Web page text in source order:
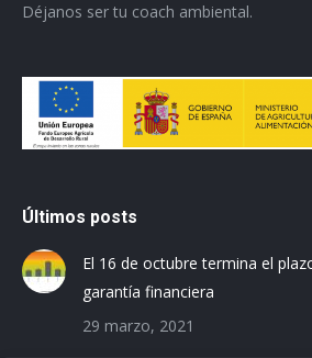
Déjanos ser tu coach ambiental.
Últimos posts
El 16 de octubre termina el
garantía financiera
29 marzo, 2021